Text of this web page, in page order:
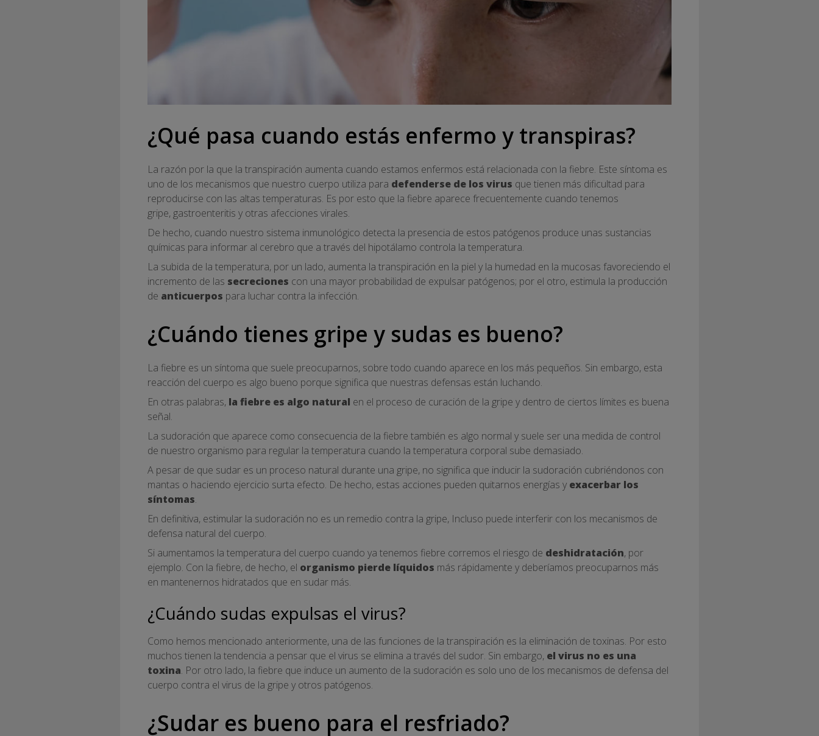
¿Qué pasa cuando estás enfermo y transpiras?
La razón por la que la transpiración aumenta cuando estamos enfermos está relacionada con la fiebre. Este síntoma es
uno de los mecanismos que nuestro cuerpo utiliza para defenderse de los virus que tienen más dificultad para
reproducirse con las altas temperaturas. Es por esto que la fiebre aparece frecuentemente cuando tenemos
gripe, gastroenteritis y otras afecciones virales.
De hecho, cuando nuestro sistema inmunológico detecta la presencia de estos patógenos produce unas sustancias
químicas para informar al cerebro que a través del hipotálamo controla la temperatura.
La subida de la temperatura, por un lado, aumenta la transpiración en la piel y la humedad en la mucosas favoreciendo el
incremento de las secreciones con una mayor probabilidad de expulsar patógenos; por el otro, estimula la producción
de anticuerpos para luchar contra la infección.
¿Cuándo tienes gripe y sudas es bueno?
La fiebre es un síntoma que suele preocuparnos, sobre todo cuando aparece en los más pequeños. Sin embargo, esta
reacción del cuerpo es algo bueno porque significa que nuestras defensas están luchando.
En otras palabras, la fiebre es algo natural en el proceso de curación de la gripe y dentro de ciertos límites es buena
señal.
La sudoración que aparece como consecuencia de la fiebre también es algo normal y suele ser una medida de control
de nuestro organismo para regular la temperatura cuando la temperatura corporal sube demasiado.
A pesar de que sudar es un proceso natural durante una gripe, no significa que inducir la sudoración cubriéndonos con
mantas o haciendo ejercicio surta efecto. De hecho, estas acciones pueden quitarnos energías y exacerbar los
síntomas.
En definitiva, estimular la sudoración no es un remedio contra la gripe, Incluso puede interferir con los mecanismos de
defensa natural del cuerpo.
Si aumentamos la temperatura del cuerpo cuando ya tenemos fiebre corremos el riesgo de deshidratación, por
ejemplo. Con la fiebre, de hecho, el organismo pierde líquidos más rápidamente y deberíamos preocuparnos más
en mantenernos hidratados que en sudar más.
¿Cuándo sudas expulsas el virus?
Como hemos mencionado anteriormente, una de las funciones de la transpiración es la eliminación de toxinas. Por esto
muchos tienen la tendencia a pensar que el virus se elimina a través del sudor. Sin embargo, el virus no es una
toxina. Por otro lado, la fiebre que induce un aumento de la sudoración es solo uno de los mecanismos de defensa del
cuerpo contra el virus de la gripe y otros patógenos.
¿Sudar es bueno para el resfriado?